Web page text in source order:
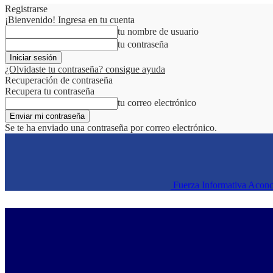
Registrarse
¡Bienvenido! Ingresa en tu cuenta
tu nombre de usuario
tu contraseña
¿Olvidaste tu contraseña? consigue ayuda
Recuperación de contraseña
Recupera tu contraseña
tu correo electrónico
Se te ha enviado una contraseña por correo electrónico.
Fuerza Informativa